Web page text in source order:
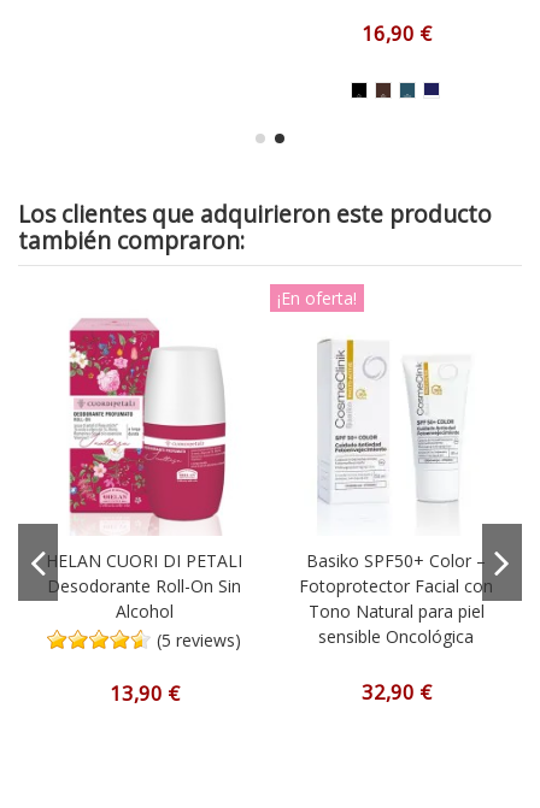
16,90 €
Los clientes que adquirieron este producto
también compraron:
HELAN CUORI DI PETALI
Desodorante Roll-On Sin
Alcohol
(5 reviews)
13,90 €
¡En oferta!
Basiko SPF50+ Color –
Fotoprotector Facial con
Tono Natural para piel
sensible Oncológica
32,90 €